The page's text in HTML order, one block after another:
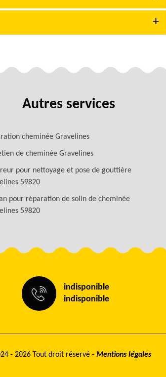
Autres services
cheminée Gravelines
de cheminée Gravelines
pour nettoyage et pose de gouttière
59820
pour réparation de solin de cheminée
59820
indisponible
indisponible
- 2026 Tout droit réservé - Mentions légales